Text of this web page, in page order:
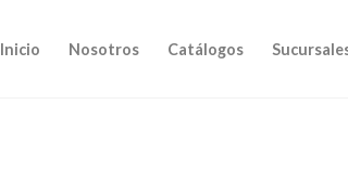
Inicio Nosotros Catálogos